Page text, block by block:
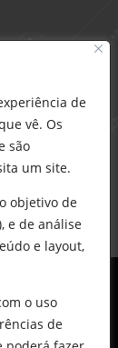
de
vê. Os
são
um site.
objetivo de
e de análise
e layout,
o uso
de